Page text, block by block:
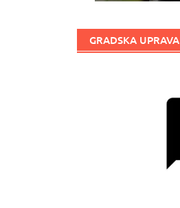
GRADSKA UPRAVA